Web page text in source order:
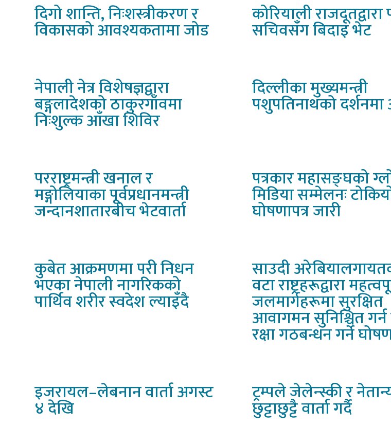
दिगोशान्ति, निःशस्त्रीकरण र
विकासको आवश्यकतामा जोड
कोरियालीराजदूतद्वारा
सचिवसँग बिदाइ भेट
नेपालीनेत्र विशेषज्ञद्वारा
बङ्गलादेशको ठाकुरगाँवमा
निःशुल्क आँखा शिविर
दिल्लीकामुख्यमन्त्री
पशुपतिनाथको
परराष्ट्रमन्त्रीखनाल र
मङ्गोलियाका पूर्वप्रधानमन्त्री
जन्दानशातारबीच भेटवार्ता
पत्रकारमहासङ्घको
मिडिया सम्मेलनः
घोषणापत्र जारी
कुबेतआक्रमणमा परी निधन
भएका नेपाली नागरिकको
पार्थिव शरीर स्वदेश ल्याइँदै
साउदी
वटा राष्ट्रहरूद्वारा
जलमार्गहरूमा सुरक्षित
आवागमन सुनिश्चित गर्न
रक्षा गठबन्धन गर्ने
इजरायल–लेबनानवार्ता अगस्ट
४ देखि
ट्रम्पलेजेलेन्स्की र
छुट्टाछुट्टै वार्ता गर्दै